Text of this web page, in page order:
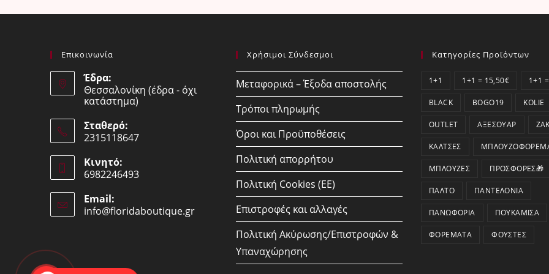
Επικοινωνία
Έδρα:
Θεσσαλονίκη (έδρα - όχι
κατάστημα)
Σταθερό:
2315118647
in
your
application
Κινητό:
6982246493
in
your
Email:
info@floridaboutique.grOpens
Χρήσιμοι Σύνδεσμοι
Μεταφορικά – Έξοδα αποστολής
Τρόποι πληρωμής
Όροι και Προϋποθέσεις
Πολιτική απορρήτου
Πολιτική Cookies (ΕΕ)
Επιστροφές και αλλαγές
Πολιτική Ακύρωσης/Επιστροφών &
Υπαναχώρησης
Κατηγορίες Προϊόντων
1+1 1+1 = 15,50€ 1+1
BLACK BOGO19 KOLIE
OUTLET ΑΞΕΣΟΥΆΡ
ΚΆΛΤΣΕΣ
ΜΠΛΟΎΖΕΣ ΠΡΟΣΦΟΡΕΣ🎁
ΠΑΛΤΌ ΠΑΝΤΕΛΌΝΙΑ
ΠΑΝΩΦΌΡΙΑ ΠΟΥΚΆΜΙΣΑ
ΦΟΡΈΜΑΤΑ ΦΟΎΣΤΕΣ